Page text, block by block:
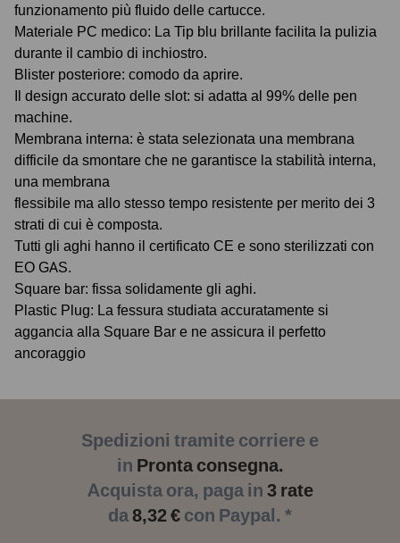
funzionamento più fluido delle cartucce.
Materiale PC medico: La Tip blu brillante facilita la pulizia
durante il cambio di inchiostro.
Blister posteriore: comodo da aprire.
Il design accurato delle slot: si adatta al 99% delle pen
machine.
Membrana interna: è stata selezionata una membrana
difficile da smontare che ne garantisce la stabilità interna,
una membrana
flessibile ma allo stesso tempo resistente per merito dei 3
strati di cui è composta.
Tutti gli aghi hanno il certificato CE e sono sterilizzati con
EO GAS.
Square bar: fissa solidamente gli aghi.
Plastic Plug: La fessura studiata accuratamente si
aggancia alla Square Bar e ne assicura il perfetto
ancoraggio
Spedizioni tramite corriere e
in Pronta consegna.
Acquista ora, paga in 3 rate
da8,32 € con Paypal. *